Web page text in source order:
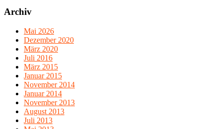
Archiv
Mai 2026
Dezember 2020
März 2020
Juli 2016
März 2015
Januar 2015
November 2014
Januar 2014
November 2013
August 2013
Juli 2013